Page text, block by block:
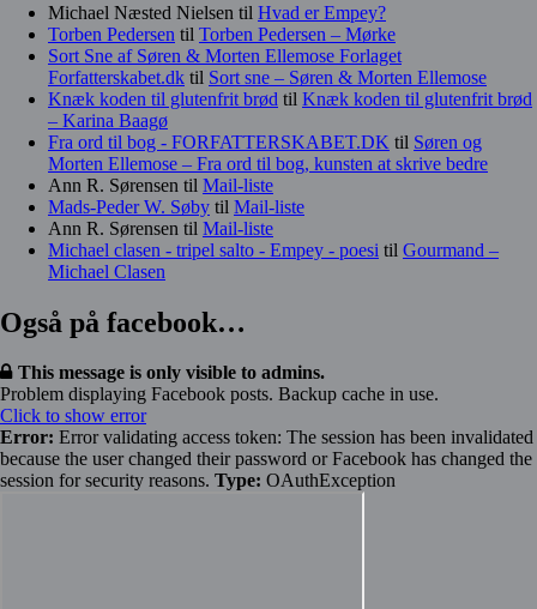
Michael Næsted Nielsen til Hvad er Empey?
Torben Pedersen til Torben Pedersen – Mørke
Sort Sne af Søren & Morten Ellemose Forlaget
Forfatterskabet.dk til Sort sne – Søren & Morten Ellemose
Knæk koden til glutenfrit brød til Knæk koden til glutenfrit brød
– Karina Baagø
Fra ord til bog - FORFATTERSKABET.DK til Søren og
Morten Ellemose – Fra ord til bog, kunsten at skrive bedre
Ann R. Sørensen til Mail-liste
Mads-Peder W. Søby til Mail-liste
Ann R. Sørensen til Mail-liste
Michael clasen - tripel salto - Empey - poesi til Gourmand –
Michael Clasen
Også på facebook…
This message is only visible to admins.
Problem displaying Facebook posts. Backup cache in use.
Click to show error
Error: Error validating access token: The session has been invalidated
because the user changed their password or Facebook has changed the
session for security reasons. Type: OAuthException